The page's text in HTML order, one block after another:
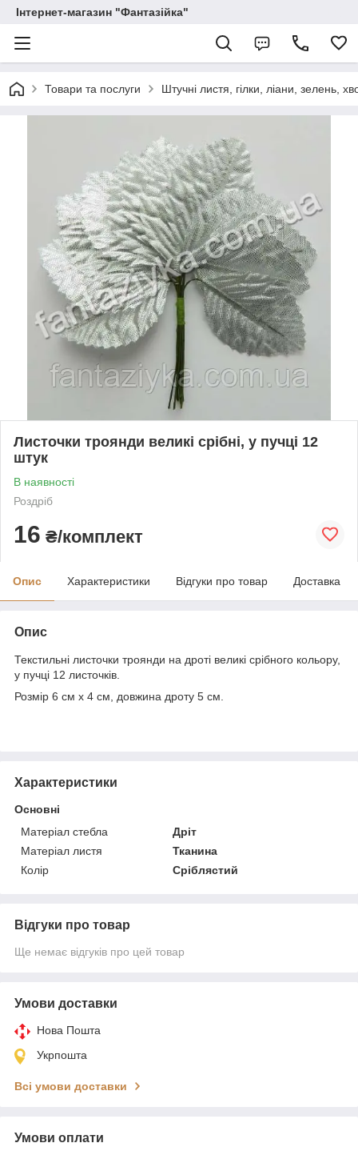
Інтернет-магазин "Фантазійка"
Товари та послуги Штучні листя, гілки, ліани, зелень,
Листочки троянди великі срібні, у пучці 12
штук
В наявності
Роздріб
16 ₴/комплект
Опис Характеристики Відгуки про товар Доставка
Опис
Текстильні листочки троянди на дроті великі срібного кольору,
у пучці 12 листочків.
Розмір 6 см х 4 см, довжина дроту 5 см.
Характеристики
Основні
Матеріал стебла
Дріт
Матеріал листя
Тканина
Колір
Сріблястий
Відгуки про товар
Ще немає відгуків про цей товар
Умови доставки
Нова Пошта
Укрпошта
Всі умови доставки
Умови оплати